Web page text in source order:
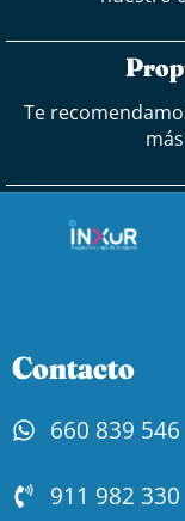
Te
Contacto
660 839 546
911 982 330